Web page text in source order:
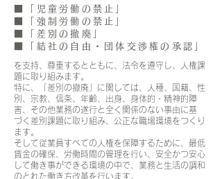
■「児童労働の禁止」
■「強制労働の禁止」
■「差別の撤廃」
■「結社の自由・団体交渉権の承認」
を支持、尊重するとともに、法令を遵守し、人権課
題に取り組みます。
特に、「差別の撤廃」に関しては、人種、国籍、性
別、宗教、信条、年齢、出身、身体的・精神的障
害、その他業務の遂行と全く関係のない事由に基
づく差別課題に取り組み、公正な職場環境をつくり
ます。
そして従業員すべての人権を保障するために、最低
賃金の確保、労働時間の管理を行い、安全かつ安心
して働き事ができる環境の中で、業務と生活の調和
のとれた働き方改革を行います。